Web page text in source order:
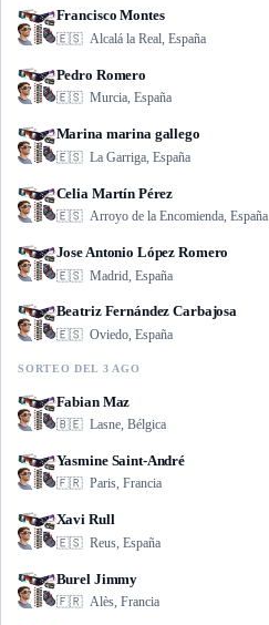
Francisco Montes
🇪🇸 Alcalá la Real, España
Pedro Romero
🇪🇸 Murcia, España
Marina marina gallego
🇪🇸 La Garriga, España
Celia Martín Pérez
🇪🇸 Arroyo de la Encomienda, España
Jose Antonio López Romero
🇪🇸 Madrid, España
Beatriz Fernández Carbajosa
🇪🇸 Oviedo, España
SORTEO DEL 3 AGO
Fabian Maz
🇧🇪 Lasne, Bélgica
Yasmine Saint-André
🇫🇷 Paris, Francia
Xavi Rull
🇪🇸 Reus, España
Burel Jimmy
🇫🇷 Alès, Francia